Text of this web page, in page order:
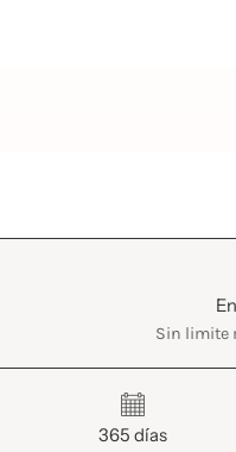
Sin limite
365 días